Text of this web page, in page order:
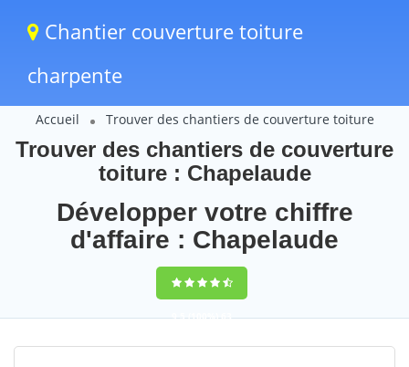
Chantier couverture toiture
charpente
Accueil Trouver des chantiers de couverture toiture
Trouver des chantiers de couverture
toiture : Chapelaude
Développer votre chiffre
d'affaire : Chapelaude
9,5(100%)63
votes